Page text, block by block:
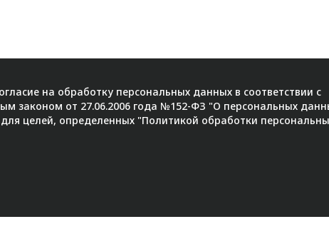
на обработку персональных данных в соответствии с
законом от 27.06.2006 года №152-ФЗ "О персональных
для целей, определенных "Политикой обработки